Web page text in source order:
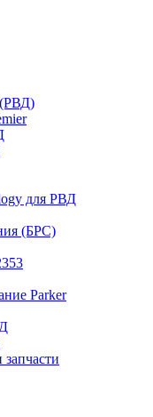
(РВД)
для РВД
(БРС)
Parker